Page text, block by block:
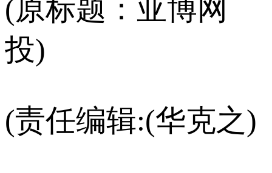
(原标题：亚博网
投)
(责任编辑:(华克之)